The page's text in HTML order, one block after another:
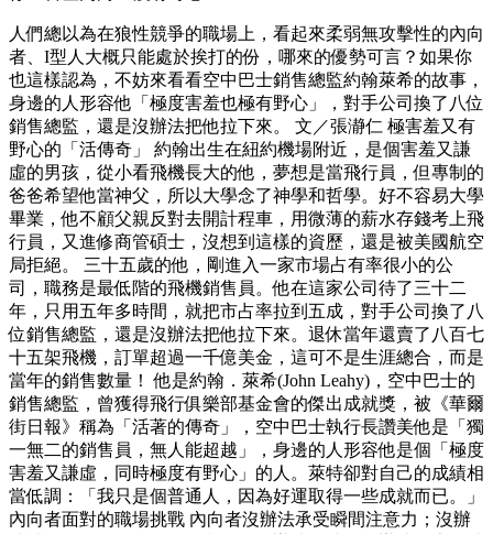
人們總以為在狼性競爭的職場上，看起來柔弱無攻擊性的內向
者、I型人大概只能處於挨打的份，哪來的優勢可言？如果你
也這樣認為，不妨來看看空中巴士銷售總監約翰萊希的故事，
身邊的人形容他「極度害羞也極有野心」，對手公司換了八位
銷售總監，還是沒辦法把他拉下來。 文／張瀞仁 極害羞又有
野心的「活傳奇」 約翰出生在紐約機場附近，是個害羞又謙
虛的男孩，從小看飛機長大的他，夢想是當飛行員，但專制的
爸爸希望他當神父，所以大學念了神學和哲學。好不容易大學
畢業，他不顧父親反對去開計程車，用微薄的薪水存錢考上飛
行員，又進修商管碩士，沒想到這樣的資歷，還是被美國航空
局拒絕。 三十五歲的他，剛進入一家市場占有率很小的公
司，職務是最低階的飛機銷售員。他在這家公司待了三十二
年，只用五年多時間，就把市占率拉到五成，對手公司換了八
位銷售總監，還是沒辦法把他拉下來。退休當年還賣了八百七
十五架飛機，訂單超過一千億美金，這可不是生涯總合，而是
當年的銷售數量！ 他是約翰．萊希(John Leahy)，空中巴士的
銷售總監，曾獲得飛行俱樂部基金會的傑出成就獎，被《華爾
街日報》稱為「活著的傳奇」，空中巴士執行長讚美他是「獨
一無二的銷售員，無人能超越」，身邊的人形容他是個「極度
害羞又謙虛，同時極度有野心」的人。萊特卻對自己的成績相
當低調：「我只是個普通人，因為好運取得一些成就而已。」
內向者面對的職場挑戰 內向者沒辦法承受瞬間注意力；沒辦